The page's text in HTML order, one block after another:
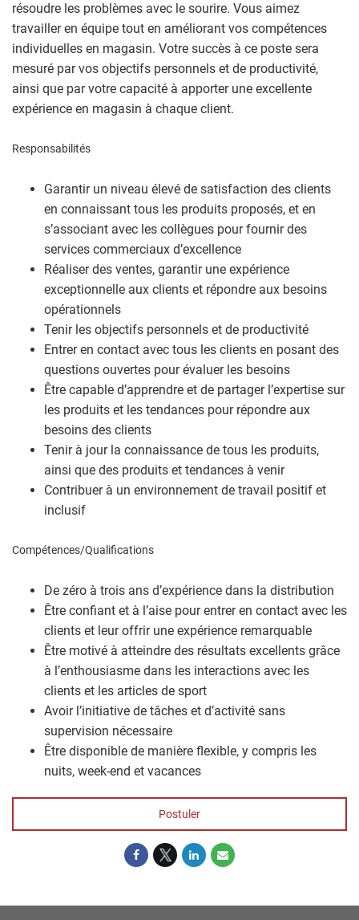
résoudre les problèmes avec le sourire. Vous aimez
travailler en équipe tout en améliorant vos compétences
individuelles en magasin. Votre succès à ce poste sera
mesuré par vos objectifs personnels et de productivité,
ainsi que par votre capacité à apporter une excellente
expérience en magasin à chaque client.
Responsabilités
Garantir un niveau élevé de satisfaction des clients
en connaissant tous les produits proposés, et en
s’associant avec les collègues pour fournir des
services commerciaux d’excellence
Réaliser des ventes, garantir une expérience
exceptionnelle aux clients et répondre aux besoins
opérationnels
Tenir les objectifs personnels et de productivité
Entrer en contact avec tous les clients en posant des
questions ouvertes pour évaluer les besoins
Être capable d’apprendre et de partager l’expertise sur
les produits et les tendances pour répondre aux
besoins des clients
Tenir à jour la connaissance de tous les produits,
ainsi que des produits et tendances à venir
Contribuer à un environnement de travail positif et
inclusif
Compétences/Qualifications
De zéro à trois ans d’expérience dans la distribution
Être confiant et à l’aise pour entrer en contact avec les
clients et leur offrir une expérience remarquable
Être motivé à atteindre des résultats excellents grâce
à l’enthousiasme dans les interactions avec les
clients et les articles de sport
Avoir l’initiative de tâches et d’activité sans
supervision nécessaire
Être disponible de manière flexible, y compris les
nuits, week-end et vacances
Postuler